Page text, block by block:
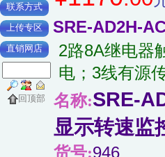
联系方式
上传专区
直销网店
回顶部
SRE-AD2H-
2路8A继电器
电；3线有源
名称:SRE-
显示转速监
货号:946